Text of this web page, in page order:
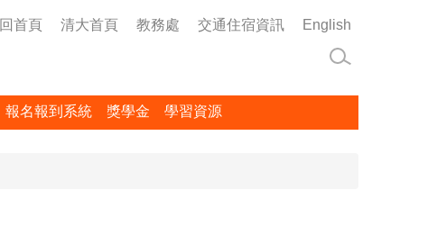
回首頁 清大首頁 教務處 交通住宿資訊 English
報名報到系統 獎學金 學習資源